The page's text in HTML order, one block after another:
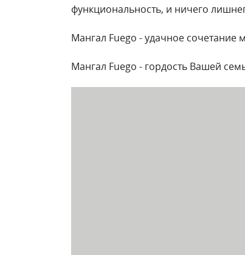
функциональность, и ничего
Мангал Fuego - удачное
Мангал Fuego - гордость Вашей